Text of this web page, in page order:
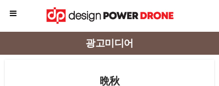
광고미디어
晩秋